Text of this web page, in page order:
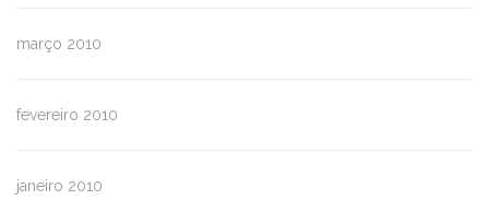
março 2010
fevereiro 2010
janeiro 2010